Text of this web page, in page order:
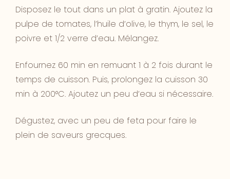
Disposez le tout dans un plat à gratin. Ajoutez la
pulpe de tomates, l’huile d’olive, le thym, le sel, le
poivre et 1/2 verre d’eau. Mélangez.
Enfournez 60 min en remuant 1 à 2 fois durant le
temps de cuisson. Puis, prolongez la cuisson 30
min à 200°C. Ajoutez un peu d’eau si nécessaire.
Dégustez, avec un peu de feta pour faire le
plein de saveurs grecques.